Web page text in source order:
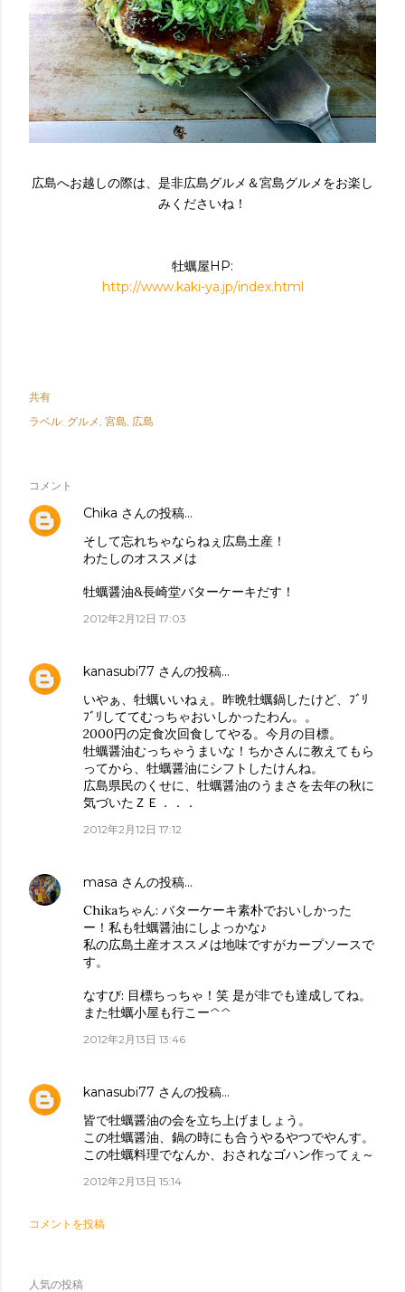
広島へお越しの際は、是非広島グルメ＆宮島グルメをお楽し
みくださいね！
牡蠣屋HP:
http://www.kaki-ya.jp/index.html
共有
ラベル: グルメ 宮島 広島
コメント
Chika さんの投稿…
そして忘れちゃならねぇ広島土産！
わたしのオススメは
牡蠣醤油&長崎堂バターケーキだす！
2012年2月12日 17:03
kanasubi77 さんの投稿…
いやぁ、牡蠣いいねぇ。昨晩牡蠣鍋したけど、ﾌﾞﾘ
ﾌﾞﾘしててむっちゃおいしかったわん。。
2000円の定食次回食してやる。今月の目標。
牡蠣醤油むっちゃうまいな！ちかさんに教えてもら
ってから、牡蠣醤油にシフトしたけんね。
広島県民のくせに、牡蠣醤油のうまさを去年の秋に
気づいたＺＥ．．．
2012年2月12日 17:12
masa さんの投稿…
Chikaちゃん: バターケーキ素朴でおいしかった
ー！私も牡蠣醤油にしよっかな♪
私の広島土産オススメは地味ですがカープソースで
す。
なすび: 目標ちっちゃ！笑 是が非でも達成してね。
また牡蠣小屋も行こー^^
2012年2月13日 13:46
kanasubi77 さんの投稿…
皆で牡蠣醤油の会を立ち上げましょう。
この牡蠣醤油、鍋の時にも合うやるやつでやんす。
この牡蠣料理でなんか、おされなゴハン作ってぇ～
2012年2月13日 15:14
コメントを投稿
人気の投稿